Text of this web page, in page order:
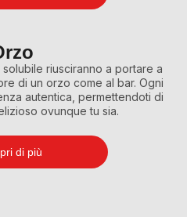
riusciranno a portare a
di un orzo come al bar. Ogni
autentica, permettendoti di
ovunque tu sia.
di più